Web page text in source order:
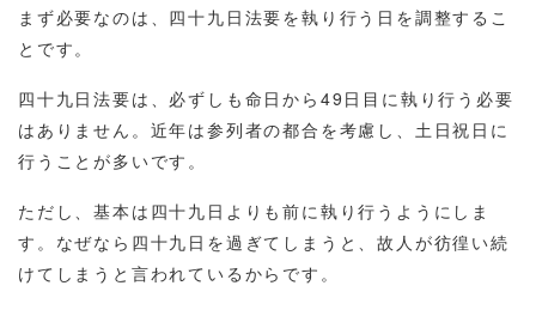
まず必要なのは、四十九日法要を執り行う日を調整するこ
とです。
四十九日法要は、必ずしも命日から49日目に執り行う必要
はありません。近年は参列者の都合を考慮し、土日祝日に
行うことが多いです。
ただし、基本は四十九日よりも前に執り行うようにしま
す。なぜなら四十九日を過ぎてしまうと、故人が彷徨い続
けてしまうと言われているからです。